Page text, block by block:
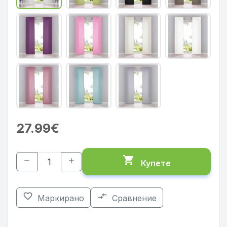
27.99€
remove add shopping_cart Купете
favorite_border Маркирано compare_arrows Сравнение